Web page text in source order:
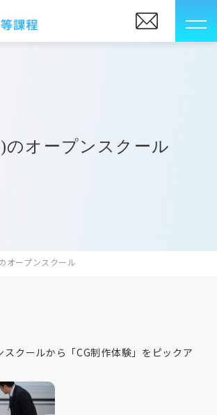
のオープンスクール
オープンスクール
スクールから「CG制作体験」をピックア